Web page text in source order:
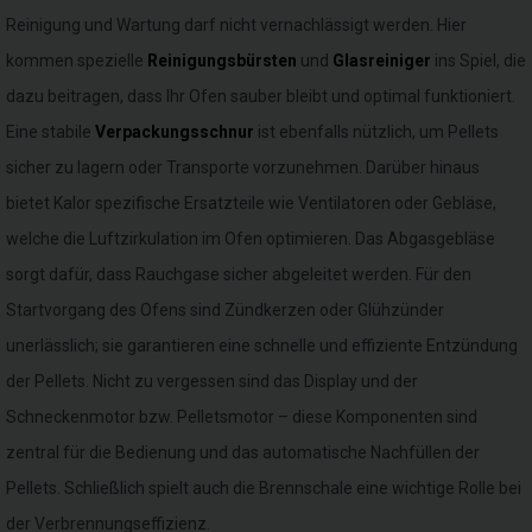
Reinigung und Wartung darf nicht vernachlässigt werden. Hier
kommen spezielle Reinigungsbürsten und Glasreiniger ins Spiel, die
dazu beitragen, dass Ihr Ofen sauber bleibt und optimal funktioniert.
Eine stabile Verpackungsschnur ist ebenfalls nützlich, um Pellets
sicher zu lagern oder Transporte vorzunehmen. Darüber hinaus
bietet Kalor spezifische Ersatzteile wie Ventilatoren oder Gebläse,
welche die Luftzirkulation im Ofen optimieren. Das Abgasgebläse
sorgt dafür, dass Rauchgase sicher abgeleitet werden. Für den
Startvorgang des Ofens sind Zündkerzen oder Glühzünder
unerlässlich; sie garantieren eine schnelle und effiziente Entzündung
der Pellets. Nicht zu vergessen sind das Display und der
Schneckenmotor bzw. Pelletsmotor – diese Komponenten sind
zentral für die Bedienung und das automatische Nachfüllen der
Pellets. Schließlich spielt auch die Brennschale eine wichtige Rolle bei
der Verbrennungseffizienz.